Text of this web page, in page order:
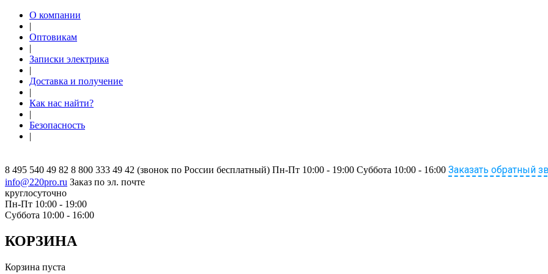
О компании
|
Оптовикам
|
Записки электрика
|
Доставка и получение
|
Как нас найти?
|
Безопасность
|
8 495 540 49 82 8 800 333 49 42 (звонок по России бесплатный) Пн-Пт 10:00 - 19:00 Суббота 10:00 - 16:00 Заказать обратный
info@220pro.ru Заказ по эл. почте
круглосуточно
Пн-Пт 10:00 - 19:00
Суббота 10:00 - 16:00
КОРЗИНА
Корзина пуста